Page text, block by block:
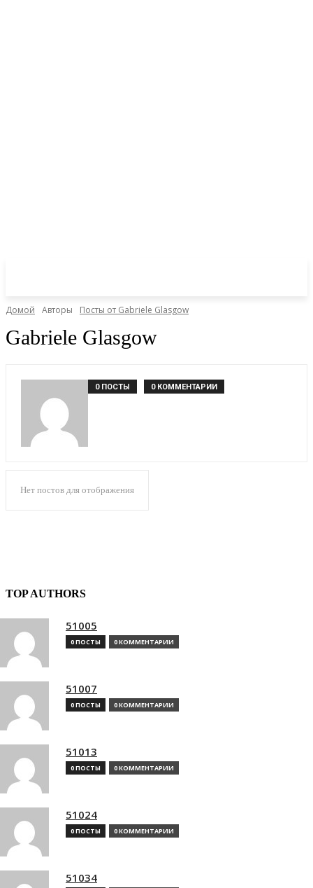
Домой Авторы Посты от Gabriele Glasgow
Gabriele Glasgow
0 ПОСТЫ 0 КОММЕНТАРИИ
Нет постов для отображения
TOP AUTHORS
51005
0 ПОСТЫ 0 КОММЕНТАРИИ
51007
0 ПОСТЫ 0 КОММЕНТАРИИ
51013
0 ПОСТЫ 0 КОММЕНТАРИИ
51024
0 ПОСТЫ 0 КОММЕНТАРИИ
51034